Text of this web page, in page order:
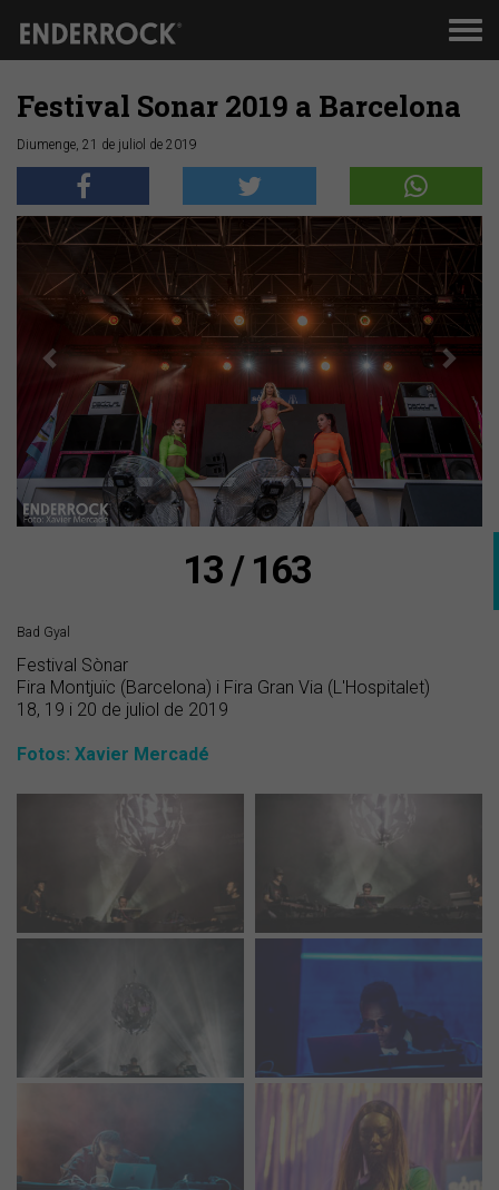
Festival Sonar 2019 a Barcelona
Diumenge, 21 de juliol de 2019
Anterior
13 / 163
Bad Gyal
Festival Sònar
Fira Montjuïc (Barcelona) i Fira Gran Via (L'Hospitalet)
18, 19 i 20 de juliol de 2019
Fotos: Xavier Mercadé